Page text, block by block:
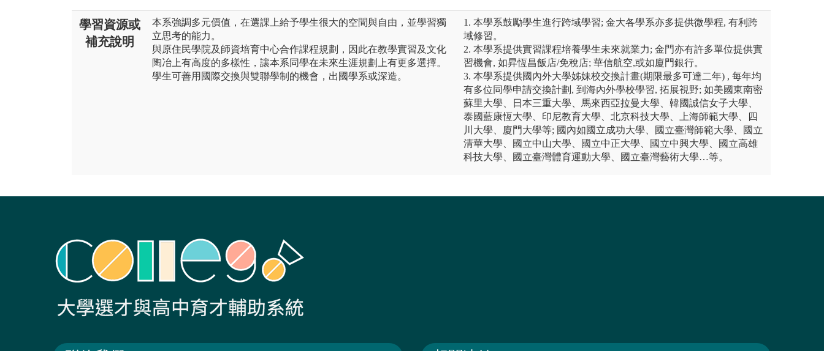
學習資源或
補充說明
本系強調多元價值，在選課上給予學生很大的空間與自由，並學習獨
立思考的能力。
與原住民學院及師資培育中心合作課程規劃，因此在教學實習及文化
陶冶上有高度的多樣性，讓本系同學在未來生涯規劃上有更多選擇。
學生可善用國際交換與雙聯學制的機會，出國學系或深造。
1. 本學系鼓勵學生進行跨域學習; 金大各學系亦多提供微學程, 有利跨
域修習。
2. 本學系提供實習課程培養學生未來就業力; 金門亦有許多單位提供實
習機會, 如昇恆昌飯店/免稅店; 華信航空,或如廈門銀行。
3. 本學系提供國內外大學姊妹校交換計畫(期限最多可達二年) , 每年均
有多位同學申請交換計劃, 到海內外學校學習, 拓展視野; 如美國東南密
蘇里大學、日本三重大學、馬來西亞拉曼大學、韓國誠信女子大學、
泰國藍康恆大學、印尼教育大學、北京科技大學、上海師範大學、四
川大學、廈門大學等; 國內如國立成功大學、國立臺灣師範大學、國立
清華大學、國立中山大學、國立中正大學、國立中興大學、國立高雄
科技大學、國立臺灣體育運動大學、國立臺灣藝術大學…等。